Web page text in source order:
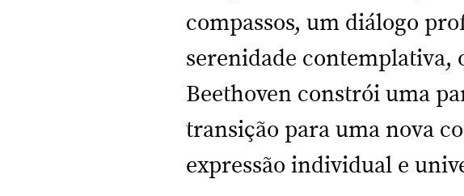
compassos, um diálogo
serenidade contemplativa,
Beethoven constrói uma
transição para uma nova
expressão individual e